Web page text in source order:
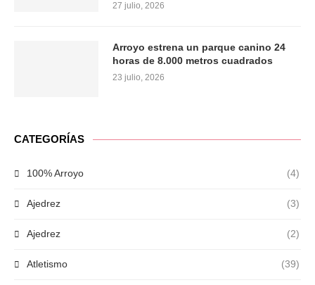
27 julio, 2026
Arroyo estrena un parque canino 24
horas de 8.000 metros cuadrados
23 julio, 2026
CATEGORÍAS
100% Arroyo (4)
Ajedrez (3)
Ajedrez (2)
Atletismo (39)